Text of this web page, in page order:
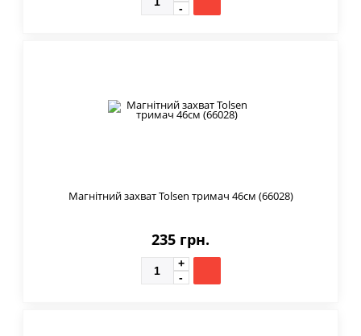
Магнітний захват Tolsen тримач 46см (66028)
235 грн.